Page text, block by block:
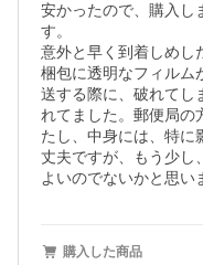
安かったので、購入し
す。
意外と早く到着しめし
梱包に透明なフィルム
送する際に、破れてし
れてました。郵便局の
たし、中身には、特に
丈夫ですが、もう少し
よいのでないかと思い
購入した商品